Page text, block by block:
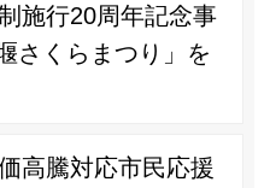
施行20周年記念事
さくらまつり」を
高騰対応市民応援